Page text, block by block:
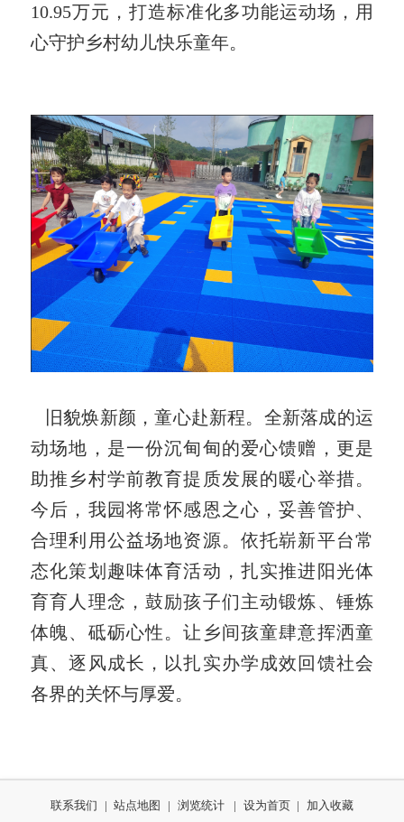
10.95万元， 打造标准化多功能运动场，用
心守护乡村幼儿快乐童年。
旧貌焕新颜 ，童心赴新程。全新落成的运
动场地，是一份沉甸甸的爱心馈赠，更是
助推乡村学前教育提质发展的暖心举措。
今 后，我园将常怀感恩之心，妥善管护、
合理利用公益场地资源。依托崭新平台常
态化策划趣味体育活动，扎实推进阳光体
育育人理念，鼓励孩子们主动锻炼、锤炼
体魄、砥砺心性。让乡间孩童肆意挥洒童
真、逐风成长，以扎实办学成效回馈社会
各界的关怀与厚爱。
联系我们 | 站点地图 | 浏览统计 | 设为首页 |
加入收藏